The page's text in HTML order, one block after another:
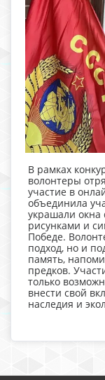
В рамках
волонтеры
участие в
объединила
украшали окна
рисунками и
Победе.
подход, но и
память,
предков.
только
внести свой
наследия и